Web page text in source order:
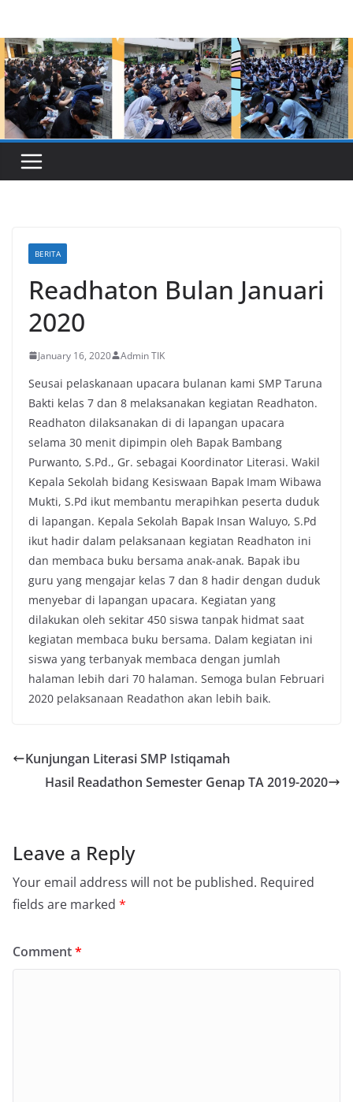
content
BERITA
Readhaton Bulan Januari
2020
January 16, 2020 Admin TIK
Seusai pelaskanaan upacara bulanan kami SMP Taruna
Bakti kelas 7 dan 8 melaksanakan kegiatan Readhaton.
Readhaton dilaksanakan di di lapangan upacara
selama 30 menit dipimpin oleh Bapak Bambang
Purwanto, S.Pd., Gr. sebagai Koordinator Literasi. Wakil
Kepala Sekolah bidang Kesiswaan Bapak Imam Wibawa
Mukti, S.Pd ikut membantu merapihkan peserta duduk
di lapangan. Kepala Sekolah Bapak Insan Waluyo, S.Pd
ikut hadir dalam pelaksanaan kegiatan Readhaton ini
dan membaca buku bersama anak-anak. Bapak ibu
guru yang mengajar kelas 7 dan 8 hadir dengan duduk
menyebar di lapangan upacara. Kegiatan yang
dilakukan oleh sekitar 450 siswa tanpak hidmat saat
kegiatan membaca buku bersama. Dalam kegiatan ini
siswa yang terbanyak membaca dengan jumlah
halaman lebih dari 70 halaman. Semoga bulan Februari
2020 pelaksanaan Readathon akan lebih baik.
Kunjungan Literasi SMP Istiqamah
Hasil Readathon Semester Genap TA 2019-2020
Leave a Reply
Your email address will not be published. Required
fields are marked *
Comment*